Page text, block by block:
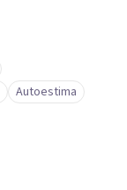
Autoestima